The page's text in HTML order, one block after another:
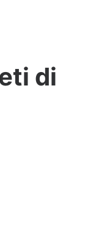
di